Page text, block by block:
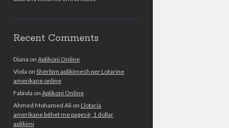
Recent Comments
Diana on Aplikoni Online
Viola on Shërbim aplikimesh per Lotarine
amerikane online
Fabiola on Aplikoni Online
Ahmed Mohamed Alion Llotaria
amerikane bëhet me pagesë, 1 dollar
aplikimi